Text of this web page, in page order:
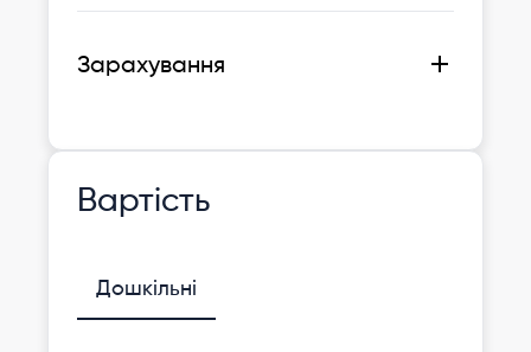
Зарахування
Вартість
Дошкільні